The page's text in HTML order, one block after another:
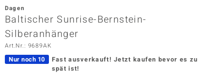
Vogue
Dagen
Baltischer Sunrise-Bernstein-
Silberanhänger
Art.Nr.: 9689AK
Nur noch 10 Fast ausverkauft! Jetzt kaufen bevor es zu
spät ist!